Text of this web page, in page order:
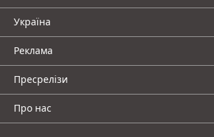
Україна
Реклама
Пресрелізи
Про нас